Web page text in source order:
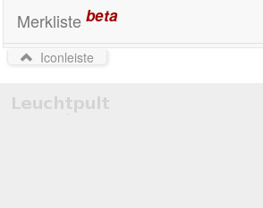
Merkliste beta
Iconleiste